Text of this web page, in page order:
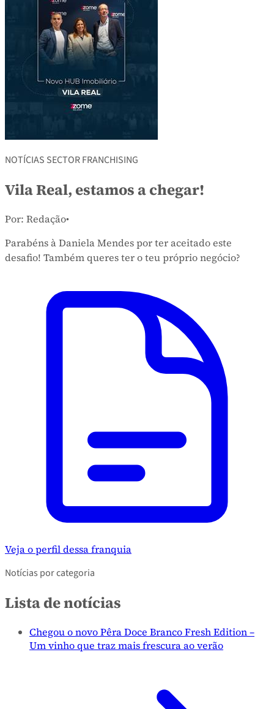
NOTÍCIAS SECTOR FRANCHISING
Vila Real, estamos a chegar!
Por: Redação•
Parabéns à Daniela Mendes por ter aceitado este
desafio! Também queres ter o teu próprio negócio?
Veja o perfil dessa franquia
Notícias por categoria
Lista de notícias
Chegou o novo Pêra Doce Branco Fresh Edition –
Um vinho que traz mais frescura ao verão